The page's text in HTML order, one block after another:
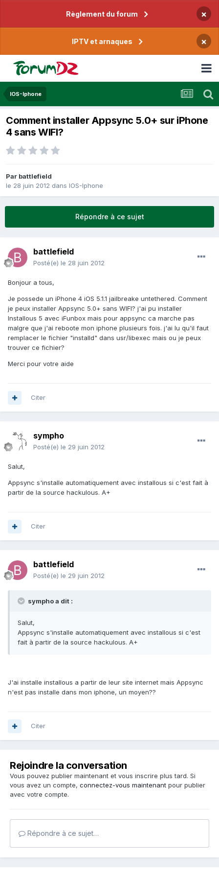
Règlement du forum ×
IPTV et arnaques ×
IOS-Iphone
Comment installer Appsync 5.0+ sur iPhone
4 sans WIFI?
Par battlefield
le 28 juin 2012 dans IOS-Iphone
Répondre à ce sujet
battlefield
Posté(e) le 28 juin 2012
Bonjour a tous,
Je possede un iPhone 4 iOS 5.1.1 jailbreake untethered. Comment
je peux installer Appsync 5.0+ sans WIFI? j'ai pu installer
Installous 5 avec iFunbox mais pour appsync ca marche pas
malgre que j'ai reboote mon iphone plusieurs fois. j'ai lu qu'il faut
remplacer le fichier "installd" dans usr/libexec mais ou je peux
trouver ce fichier?
Merci pour votre aide
Citer
sympho
Posté(e) le 29 juin 2012
Salut,
Appsync s'installe automatiquement avec installous si c'est fait à
partir de la source hackulous. A+
Citer
battlefield
Posté(e) le 29 juin 2012
sympho a dit :
Salut,
Appsync s'installe automatiquement avec installous si c'est
fait à partir de la source hackulous. A+
J'ai installe installous a partir de leur site internet mais Appsync
n'est pas installe dans mon iphone, un moyen??
Citer
Rejoindre la conversation
Vous pouvez publier maintenant et vous inscrire plus tard. Si
vous avez un compte, connectez-vous maintenant pour publier
avec votre compte.
Répondre à ce sujet…